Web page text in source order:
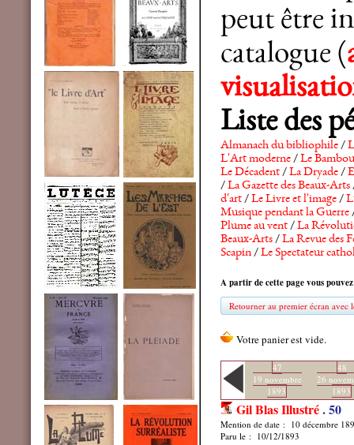
peut être
catalogue (
Liste des
Almanach du bibliophile/
L'Art moderne/Le Bambou
Le Décadent/La Dryade/
/La Gazette des Beaux-Arts
d'art/Le Livre et l'image/
Musique pendant la Guerre
Plume au vent/La
Beaux-Arts/La Revue des
Scapin/Le Spectateur
A partir de cette page vous
Retourner au premier écran avec
47
19 novembre
1893
48
26
1893
Gil Blas Illustré.50
Mention de date : 10 décembre
Paru le : 10/12/1893